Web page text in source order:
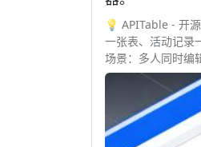
💡 APITable - 开
一张表、活动记录
场景：多人同时编